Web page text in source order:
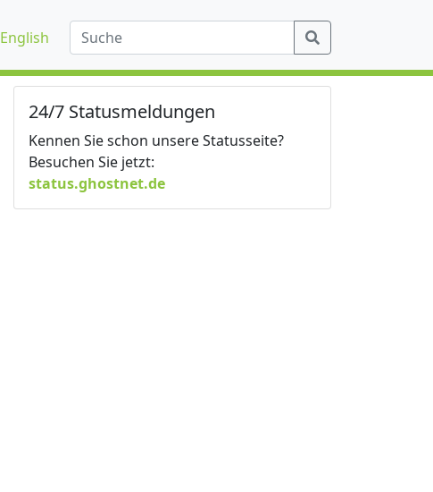
English
24/7 Statusmeldungen
Kennen Sie schon unsere Statusseite?
Besuchen Sie jetzt:
status.ghostnet.de